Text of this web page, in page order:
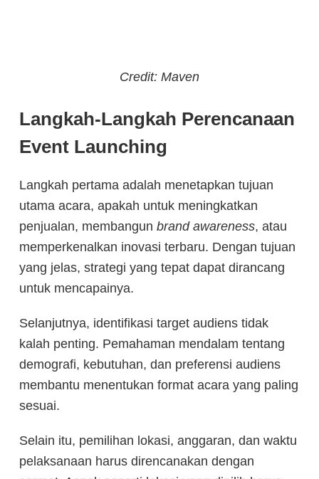
Credit: Maven
Langkah-Langkah Perencanaan
Event Launching
Langkah pertama adalah menetapkan tujuan
utama acara, apakah untuk meningkatkan
penjualan, membangun brand awareness, atau
memperkenalkan inovasi terbaru. Dengan tujuan
yang jelas, strategi yang tepat dapat dirancang
untuk mencapainya.
Selanjutnya, identifikasi target audiens tidak
kalah penting. Pemahaman mendalam tentang
demografi, kebutuhan, dan preferensi audiens
membantu menentukan format acara yang paling
sesuai.
Selain itu, pemilihan lokasi, anggaran, dan waktu
pelaksanaan harus direncanakan dengan